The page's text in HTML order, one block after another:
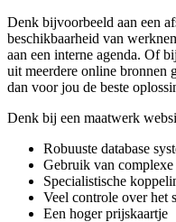
Denk bijvoorbeeld aan een
beschikbaarheid van
aan een interne agenda. Of
uit meerdere online bronnen
dan voor jou de beste
Denk bij een maatwerk
Robuuste database
Gebruik van complexe
Specialistische
Veel controle over het
Een hoger prijskaartje